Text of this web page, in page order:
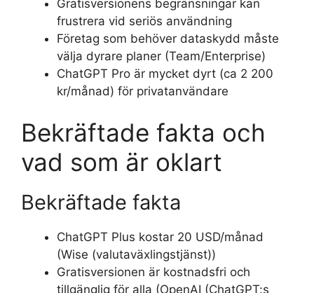
Gratisversionens begränsningar kan
frustrera vid seriös användning
Företag som behöver dataskydd måste
välja dyrare planer (Team/Enterprise)
ChatGPT Pro är mycket dyrt (ca 2 200
kr/månad) för privatanvändare
Bekräftade fakta och
vad som är oklart
Bekräftade fakta
ChatGPT Plus kostar 20 USD/månad
(Wise (valutaväxlingstjänst))
Gratisversionen är kostnadsfri och
tillgänglig för alla (OpenAI (ChatGPT:s